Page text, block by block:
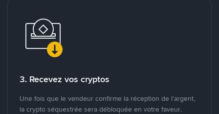
3. Recevez vos cryptos
Une fois que le vendeur confirme la réception de l’argent,
la crypto séquestrée sera débloquée en votre faveur.